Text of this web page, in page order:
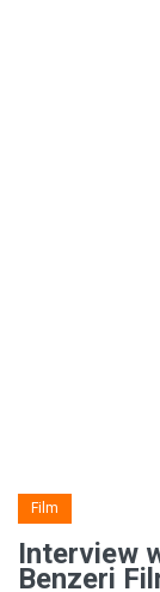
Film
Interview
Benzeri